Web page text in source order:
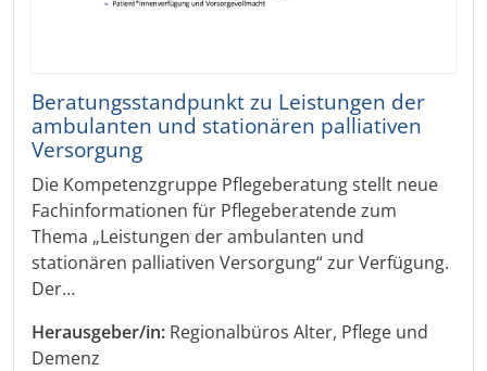
Beratungsstandpunkt zu Leistungen der
ambulanten und stationären palliativen
Versorgung
Die Kompetenzgruppe Pflegeberatung stellt neue
Fachinformationen für Pflegeberatende zum
Thema „Leistungen der ambulanten und
stationären palliativen Versorgung“ zur Verfügung.
Der…
Herausgeber/in: Regionalbüros Alter, Pflege und
Demenz